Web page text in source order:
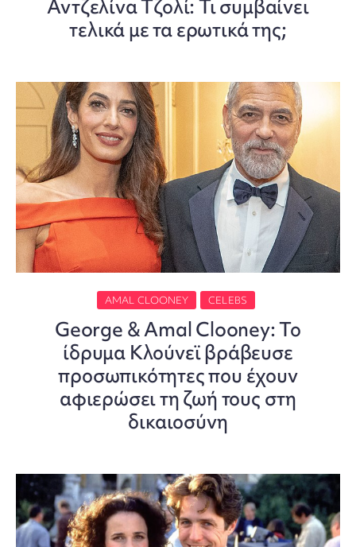
Αντζελίνα Τζολί: Τι συμβαίνει
τελικά με τα ερωτικά της;
AMAL CLOONEY CELEBS
George & Amal Clooney: Το
ίδρυμα Κλούνεϊ βράβευσε
προσωπικότητες που έχουν
αφιερώσει τη ζωή τους στη
δικαιοσύνη